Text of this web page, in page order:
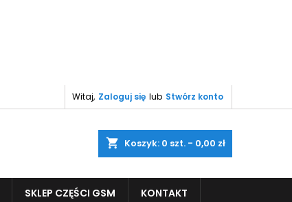
Witaj, Zaloguj się lub Stwórz konto
shopping_cart Koszyk: 0 szt. - 0,00 zł
SKLEP CZĘŚCI GSM KONTAKT